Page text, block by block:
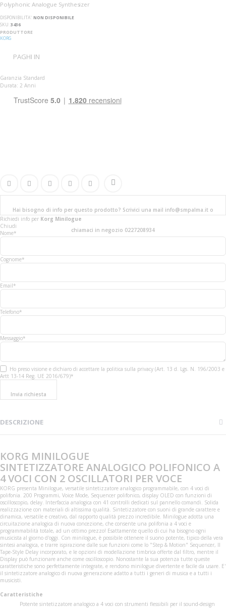
Polyphonic Analogue Synthesizer
DISPONIBILITA':NON DISPONIBILE
SKU 3436
PRODUTTORE
KORG
PAGHI IN
Garanzia Standard
Durata: 2 Anni
Hai bisogno di info per questo prodotto? Scrivici una mail info@smpalma.it o
chiamaci in negozio 0227208934
Richiedi info per Korg Minilogue
Chiudi
Nome*
Cognome*
Email*
Telefono*
Messaggio*
Ho preso visione e dichiaro di accettare la politica sulla privacy (Art. 13 d. Lgs. N. 196/2003 e
Artt 13-14 Reg. UE 2016/679)*
Invia richiesta
DESCRIZIONE
KORG MINILOGUE
SINTETIZZATORE ANALOGICO POLIFONICO A
4 VOCI CON 2 OSCILLATORI PER VOCE
KORG presenta Minilogue, versatile sintetizzatore analogico programmabile, con 4 voci di
polifonia. 200 Programmi, Voice Mode, Sequencer polifonico, display OLED con funzioni di
oscilloscopio, delay. Interfaccia analogica con 41 controlli dedicati sul pannello comandi. Solida
realizzazione con materiali di altissima qualità. Sintetizzatore con suoni di grande carattere e
dinamica, versatile e creativo, dal rapporto qualità prezzo incredibile. Minilogue adotta una
circuitazione analogica di nuova concezione, che consente una polifonia a 4 voci e
programmabilità totale, ad un ottimo prezzo! Esattamente quello di cui ha bisogno ogni
musicista al giorno d'oggi. Con minilogue, è possibile ottenere il suono potente, tipico della vera
sintesi analogica, e trarre ispirazione dalle sue funzioni come lo "Step & Motion" Sequencer, Il
Tape-Style Delay incorporato, e le opzioni di modellazione timbrica offerte dal filtro, mentre il
Display può funzionare anche come oscilloscopio. Nonostante la sua potenza tutte queste
caratteristiche sono perfettamente integrate, e rendono minilogue divertente e facile da usare. E'
il sintetizzatore analogico di nuova generazione adatto a tutti i generi di musica e a tutti i
musicisti.
Caratteristiche
Potente sintetizzatore analogico a 4 voci con strumenti flessibili per il sound-design